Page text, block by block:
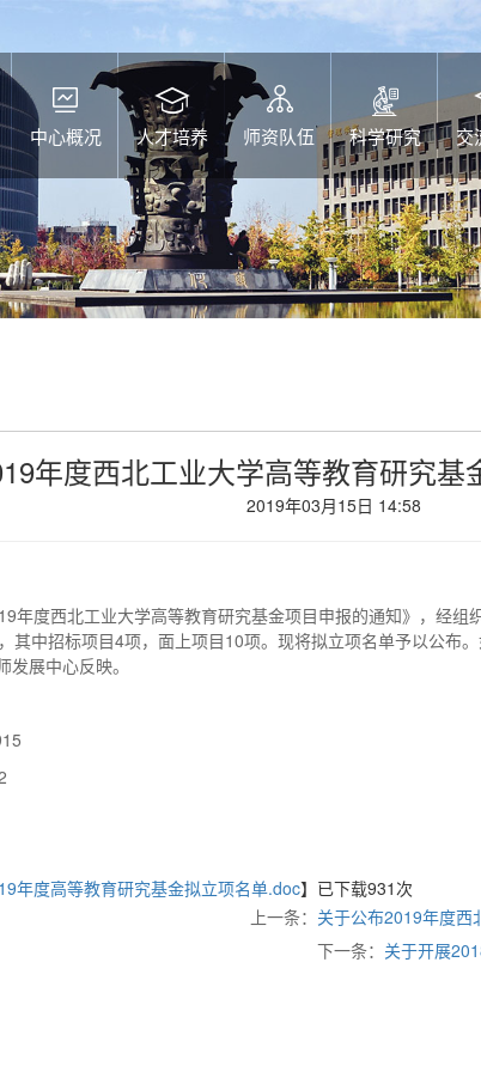
中心概况 人才培养 师资队伍 科学研究 交
年度西北工业大学高等教育研究基
2019年03月15日 14:58
年度西北工业大学高等教育研究基金项目申报的通知》，经
其中招标项目4项，面上项目10项。现将拟立项名单予以公布
展中心反映。
年度高等教育研究基金拟立项名单.doc】已下载931次
上一条： 关于公布2019年度西
下一条： 关于开展